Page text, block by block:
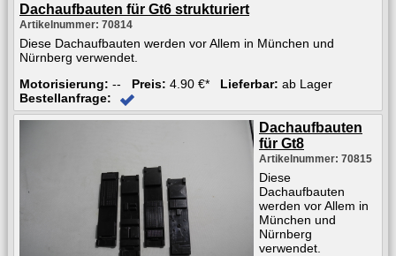
Dachaufbauten für Gt6 strukturiert
Artikelnummer: 70814
Diese Dachaufbauten werden vor Allem in München und
Nürnberg verwendet.
Motorisierung: -- Preis: 4.90 €* Lieferbar: ab Lager
Bestellanfrage:
Dachaufbauten
für Gt8
Artikelnummer: 70815
Diese
Dachaufbauten
werden vor Allem in
München und
Nürnberg
verwendet.